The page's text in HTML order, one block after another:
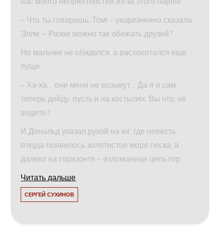
– Что ты говоришь, Том! – укоризненно сказала
Элли. – Разве можно так обижать друзей?
Но мальчик не обиделся, а расхохотался еще
пуще:
– Ха‑ха… они меня не возьмут… Да я и сам
теперь дойду, пусть и на костылях. Вы что, не
видите?
И Дональд указал рукой на юг, где невесть
откуда появилось золотистое море песка, а
далеко на горизонте – изломанная цепь гор.
Читать дальше
СЕРГЕЙ СУХИНОВ